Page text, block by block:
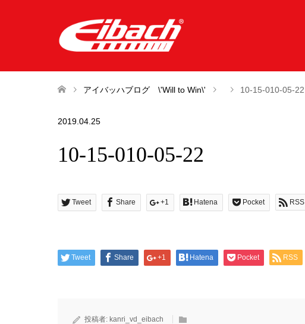
アイバッハブログ \'Will to Win\' 10-15-010-05-22
2019.04.25
10-15-010-05-22
Tweet Share +1 Hatena Pocket RSS
Tweet Share +1 Hatena Pocket RSS
投稿者: kanri_vd_eibach